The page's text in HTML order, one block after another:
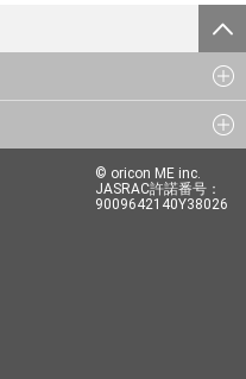
© oricon ME inc.
JASRAC許諾番号：
9009642140Y38026